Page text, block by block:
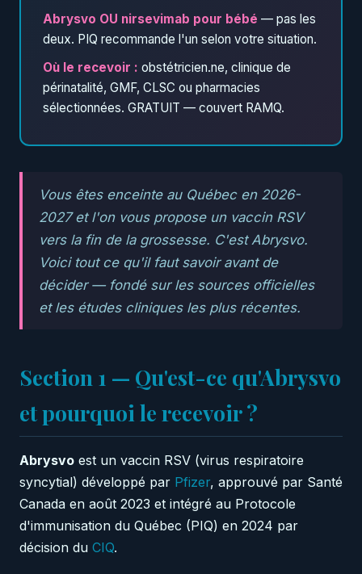
Abrysvo OU nirsevimab pour bébé — pas les
deux. PIQ recommande l'un selon votre situation.
Où le recevoir : obstétricien.ne, clinique de
périnatalité, GMF, CLSC ou pharmacies
sélectionnées. GRATUIT — couvert RAMQ.
Vous êtes enceinte au Québec en 2026-
2027 et l'on vous propose un vaccin RSV
vers la fin de la grossesse. C'est Abrysvo.
Voici tout ce qu'il faut savoir avant de
décider — fondé sur les sources officielles
et les études cliniques les plus récentes.
Section 1 — Qu'est-ce qu'Abrysvo
et pourquoi le recevoir ?
Abrysvo est un vaccin RSV (virus respiratoire
syncytial) développé par Pfizer, approuvé par Santé
Canada en août 2023 et intégré au Protocole
d'immunisation du Québec (PIQ) en 2024 par
décision du CIQ.